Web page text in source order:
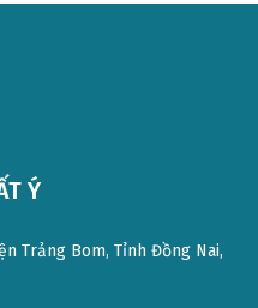
Ý
Trảng Bom, Tỉnh Đồng Nai,